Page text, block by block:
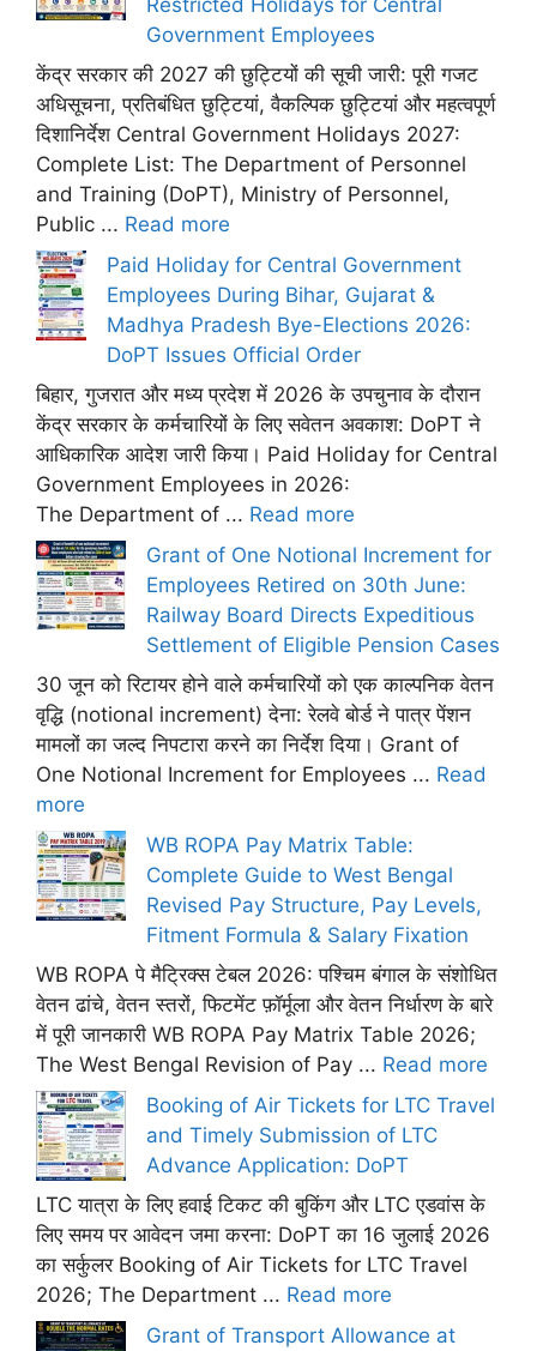
Government Employees
केंद्र सरकार की 2027 की छुट्टियों की सूची जारी: पूरी गजट
अधिसूचना, प्रतिबंधित छुट्टियां, वैकल्पिक छुट्टियां और महत्वपूर्ण
दिशानिर्देश Central Government Holidays 2027:
Complete List: The Department of Personnel
and Training (DoPT), Ministry of Personnel,
Public ... Read more
Paid Holiday for Central Government
Employees During Bihar, Gujarat &
Madhya Pradesh Bye-Elections 2026:
DoPT Issues Official Order
बिहार, गुजरात और मध्य प्रदेश में 2026 के उपचुनाव के दौरान
केंद्र सरकार के कर्मचारियों के लिए सवेतन अवकाश: DoPT ने
आधिकारिक आदेश जारी किया। Paid Holiday for Central
Government Employees in 2026:
The Department of ... Read more
Grant of One Notional Increment for
Employees Retired on 30th June:
Railway Board Directs Expeditious
Settlement of Eligible Pension Cases
30 जून को रिटायर होने वाले कर्मचारियों को एक काल्पनिक वेतन
वृद्धि (notional increment) देना: रेलवे बोर्ड ने पात्र पेंशन
मामलों का जल्द निपटारा करने का निर्देश दिया। Grant of
One Notional Increment for Employees ... Read
more
WB ROPA Pay Matrix Table:
Complete Guide to West Bengal
Revised Pay Structure, Pay Levels,
Fitment Formula & Salary Fixation
WB ROPA पे मैट्रिक्स टेबल 2026: पश्चिम बंगाल के संशोधित
वेतन ढांचे, वेतन स्तरों, फिटमेंट फ़ॉर्मूला और वेतन निर्धारण के बारे
में पूरी जानकारी WB ROPA Pay Matrix Table 2026;
The West Bengal Revision of Pay ... Read more
Booking of Air Tickets for LTC Travel
and Timely Submission of LTC
Advance Application: DoPT
LTC यात्रा के लिए हवाई टिकट की बुकिंग और LTC एडवांस के
लिए समय पर आवेदन जमा करना: DoPT का 16 जुलाई 2026
का सर्कुलर Booking of Air Tickets for LTC Travel
2026; The Department ... Read more
Grant of Transport Allowance at